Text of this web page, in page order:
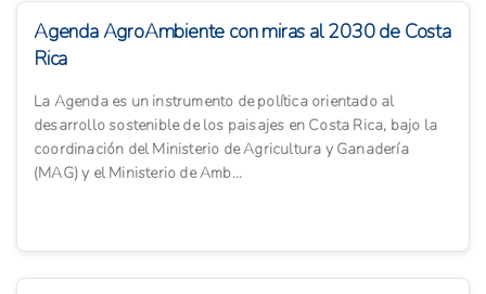
Agenda AgroAmbiente con miras al 2030 de Costa
Rica
La Agenda es un instrumento de política orientado al
desarrollo sostenible de los paisajes en Costa Rica, bajo la
coordinación del Ministerio de Agricultura y Ganadería
(MAG) y el Ministerio de Amb...